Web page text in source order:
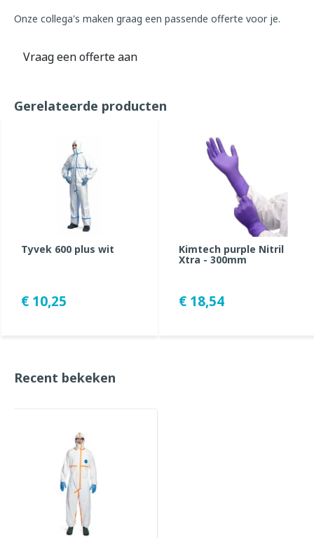
Onze collega's maken graag een passende offerte voor je.
Vraag een offerte aan
Gerelateerde producten
Tyvek 600 plus wit
€ 10,25
Kimtech purple Nitril
Xtra - 300mm
€ 18,54
Recent bekeken